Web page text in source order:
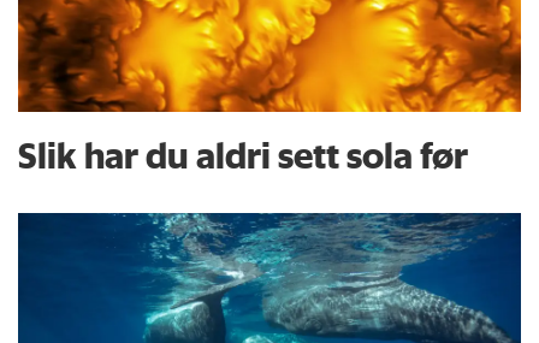
Slik har du aldri sett sola før